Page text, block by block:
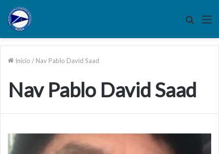
Buscar
Inicio / Nav Pablo David Saad
Nav Pablo David Saad